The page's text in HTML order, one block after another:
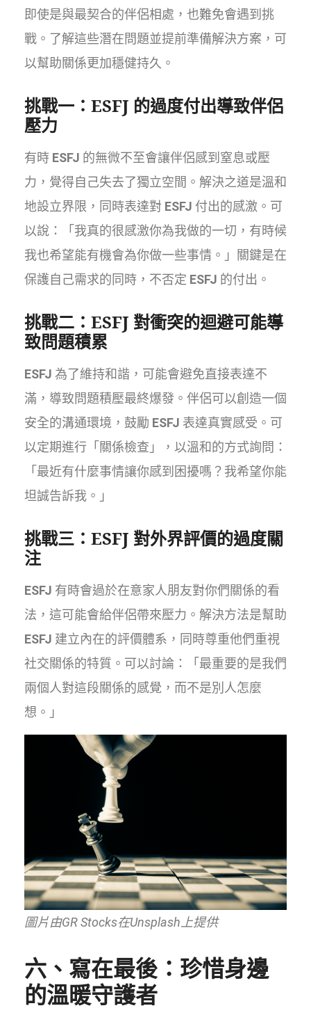
即使是與最契合的伴侶相處，也難免會遇到挑
戰。了解這些潛在問題並提前準備解決方案，可
以幫助關係更加穩健持久。
挑戰一： ESFJ 的過度付出導致伴侶
壓力
有時 ESFJ 的無微不至會讓伴侶感到窒息或壓
力，覺得自己失去了獨立空間。解決之道是溫和
地設立界限，同時表達對 ESFJ 付出的感激。可
以說：「我真的很感激你為我做的一切，有時候
我也希望能有機會為你做一些事情。」關鍵是在
保護自己需求的同時，不否定 ESFJ 的付出。
挑戰二： ESFJ 對衝突的迴避可能導
致問題積累
ESFJ 為了維持和諧，可能會避免直接表達不
滿，導致問題積壓最終爆發。伴侶可以創造一個
安全的溝通環境，鼓勵 ESFJ 表達真實感受。可
以定期進行「關係檢查」，以溫和的方式詢問：
「最近有什麼事情讓你感到困擾嗎？我希望你能
坦誠告訴我。」
挑戰三： ESFJ 對外界評價的過度關
注
ESFJ 有時會過於在意家人朋友對你們關係的看
法，這可能會給伴侶帶來壓力。解決方法是幫助
ESFJ 建立內在的評價體系，同時尊重他們重視
社交關係的特質。可以討論：「最重要的是我們
兩個人對這段關係的感覺，而不是別人怎麼
想。」
圖片由GR Stocks在Unsplash上提供
六、寫在最後：珍惜身邊
的溫暖守護者